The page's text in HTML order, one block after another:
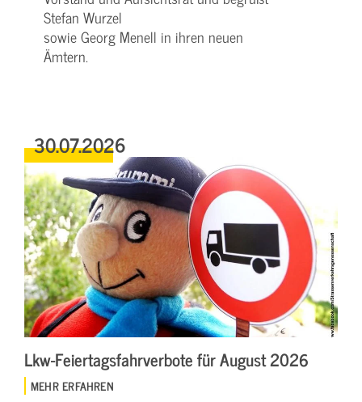
Stefan Wurzel
sowie Georg Menell in ihren neuen
Ämtern.
30.07.2026
Lkw-Feiertagsfahrverbote für August 2026
MEHR ERFAHREN